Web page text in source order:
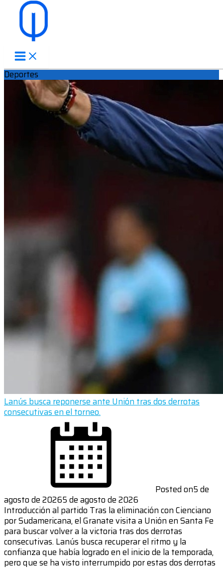
Ir al contenido
Deportes
Lanús busca reponerse ante Unión tras dos derrotas
consecutivas en el torneo.
Posted on5 de
agosto de 20265 de agosto de 2026
Introducción al partido Tras la eliminación con Cienciano
por Sudamericana, el Granate visita a Unión en Santa Fe
para buscar volver a la victoria tras dos derrotas
consecutivas. Lanús busca recuperar el ritmo y la
confianza que había logrado en el inicio de la temporada,
pero que se ha visto interrumpido por estas dos derrotas